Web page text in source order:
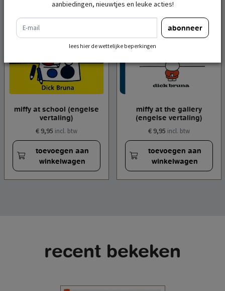
miffy at school (engelse
vertaling)
€ 9,95 incl. btw
toevoegen aan
winkelwagen
miffy at the gallery
(engelse vertaling)
€ 9,95 incl. btw
toevoegen aan
winkelwagen
recent bekeken
aanbiedingen, nieuwtjes en leuke acties!
e-mail
abonneer
lees hier de wettelijke beperkingen